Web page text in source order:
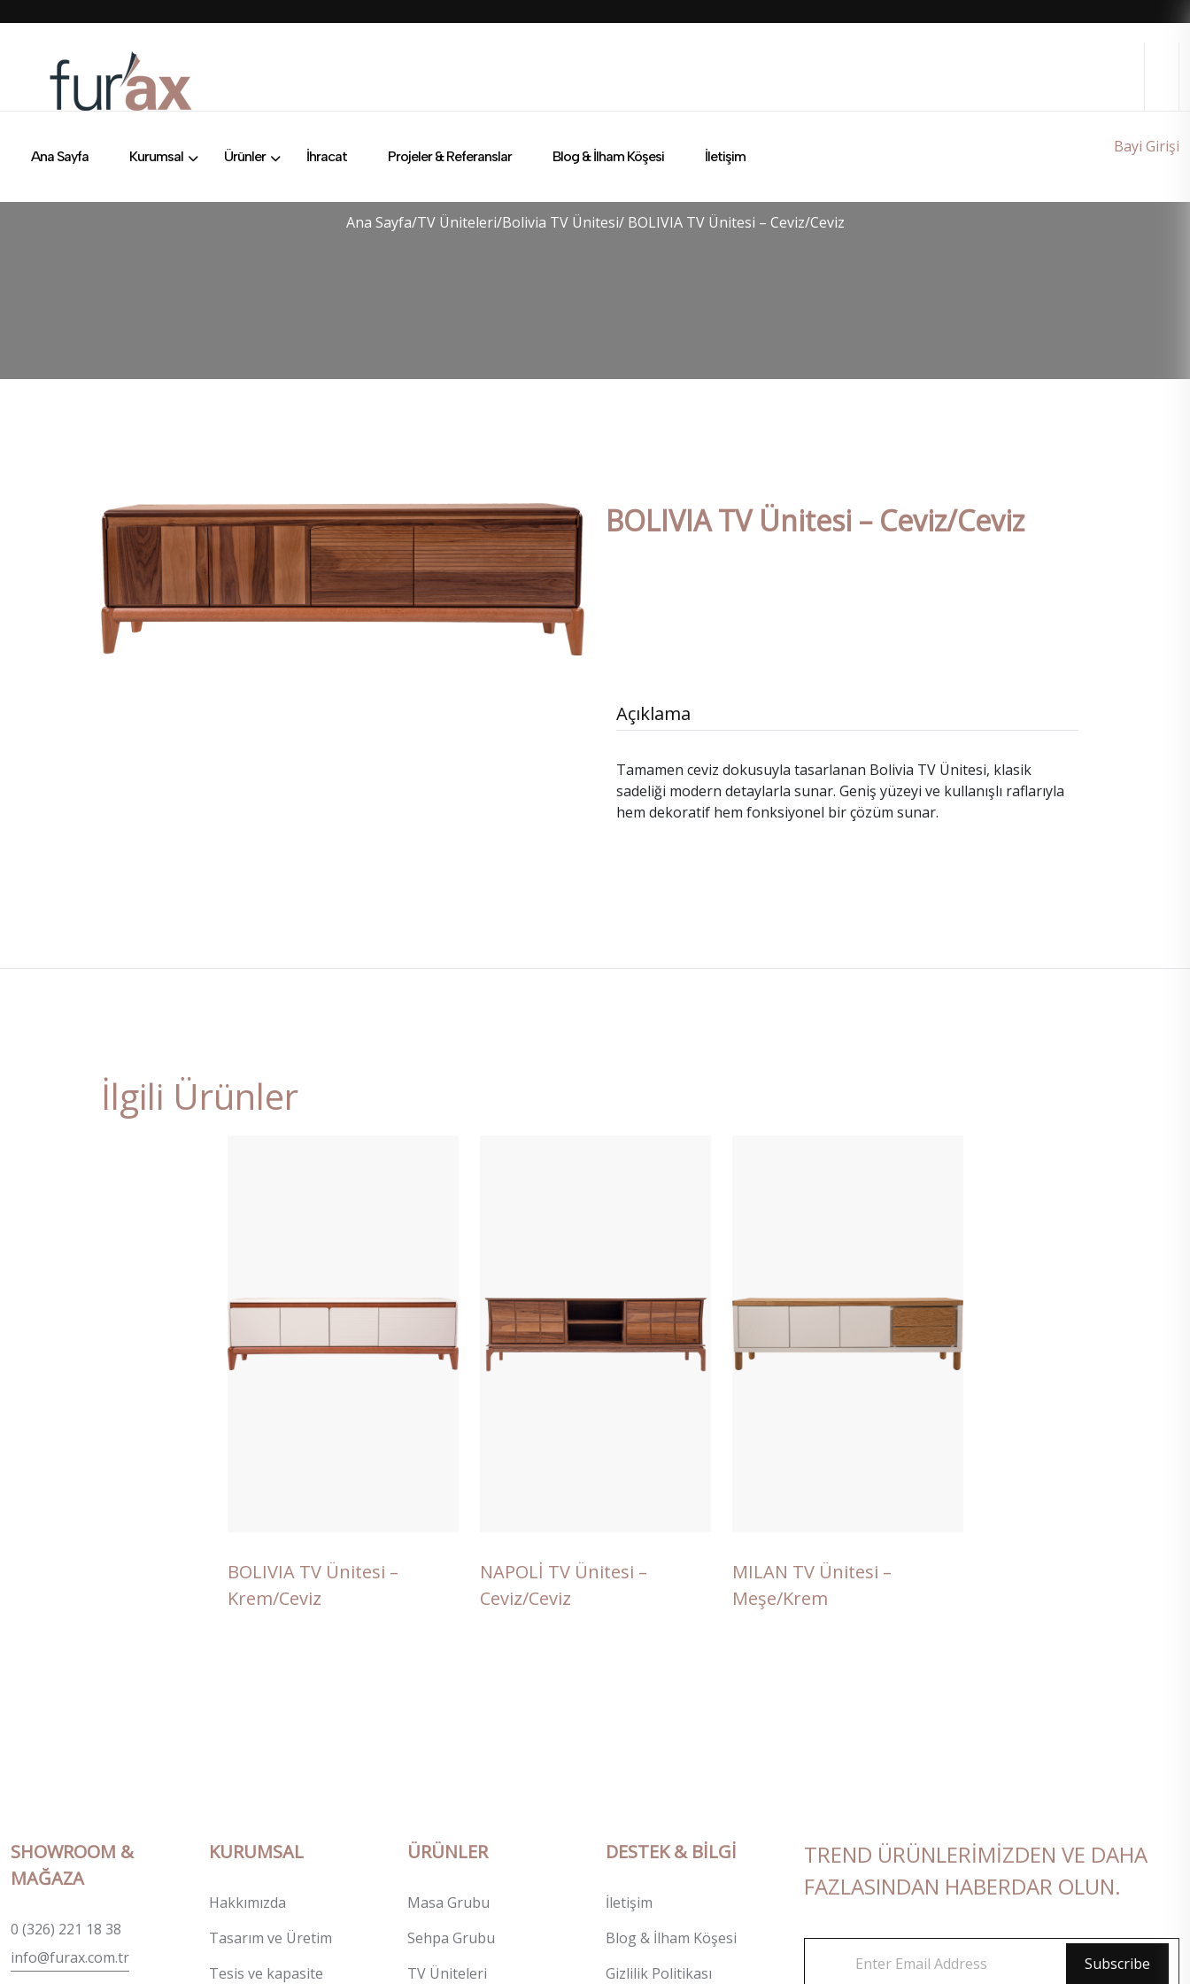
Ana Sayfa Kurumsal Ürünler İhracat Projeler & Referanslar Blog & İlham Köşesi İletişim
Bayi Girişi
Ana Sayfa/TV Üniteleri/Bolivia TV Ünitesi/ BOLIVIA TV Ünitesi – Ceviz/Ceviz
BOLIVIA TV Ünitesi – Ceviz/Ceviz
Açıklama
Tamamen ceviz dokusuyla tasarlanan Bolivia TV Ünitesi, klasik
sadeliği modern detaylarla sunar. Geniş yüzeyi ve kullanışlı raflarıyla
hem dekoratif hem fonksiyonel bir çözüm sunar.
İlgili Ürünler
BOLIVIA TV Ünitesi –
Krem/Ceviz
NAPOLİ TV Ünitesi –
Ceviz/Ceviz
MILAN TV Ünitesi –
Meşe/Krem
SHOWROOM &
MAĞAZA
0 (326) 221 18 38
info@furax.com.tr
KURUMSAL
Hakkımızda
Tasarım ve Üretim
Tesis ve kapasite
ÜRÜNLER
Masa Grubu
Sehpa Grubu
TV Üniteleri
DESTEK & BILGI
İletişim
Blog & İlham Köşesi
Gizlilik Politikası
TREND ÜRÜNLERIMIZDEN VE DAHA
FAZLASINDAN HABERDAR OLUN.